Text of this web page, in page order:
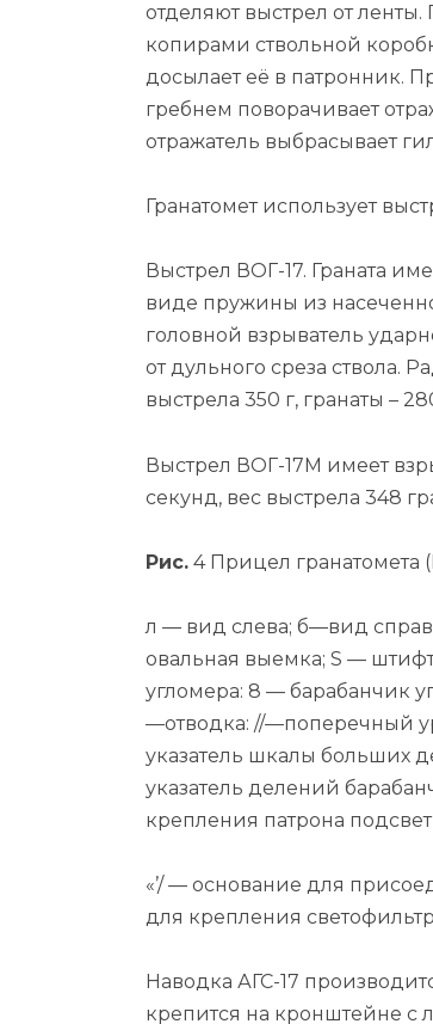
отделяют выстрел от
копирами ствольной
досылает её в патронник.
гребнем поворачивает
отражатель выбрасывает
Гранатомет использует
Выстрел ВОГ-17. Граната
виде пружины из
головной взрыватель
от дульного среза ствола.
выстрела 350 г, гранаты –
Выстрел ВОГ-17М имеет
секунд, вес выстрела 348
Рис. 4 Прицел гранатомета
л — вид слева; б—вид
овальная выемка; S —
угломера: 8 — бара­банчик
—отводка: //—поперечный
указатель шкалы больших
указатель делений
крепления патрона
«’/ — основание для
для крепления
Наводка АГС-17
крепится на кронштейне с